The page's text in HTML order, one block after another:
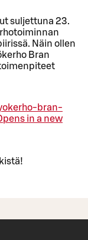
suljettuna 23.
Näin ollen
Bran
bran-
in a new